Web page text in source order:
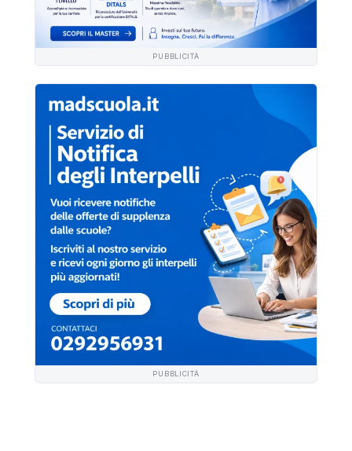
PUBBLICITÀ
PUBBLICITÀ